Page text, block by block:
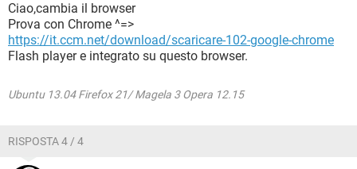
Ciao,cambia il browser
Prova con Chrome ^=>
https://it.ccm.net/download/scaricare-102-google-chrome
Flash player e integrato su questo browser.
Ubuntu 13.04 Firefox 21/ Magela 3 Opera 12.15
RISPOSTA 4 / 4